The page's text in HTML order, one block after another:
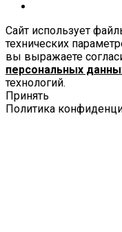
Сайт использует
технических
вы выражаете
персональных
технологий.
Принять
Политика